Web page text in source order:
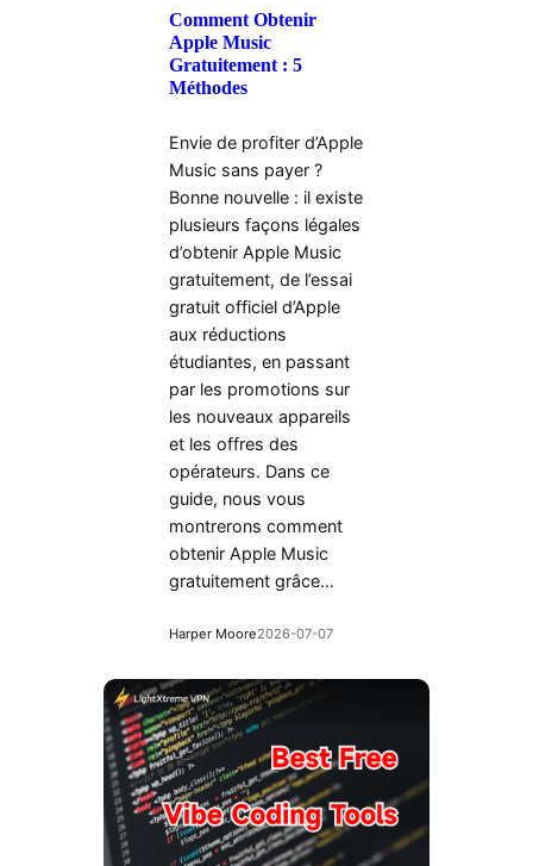
Comment Obtenir
Apple Music
Gratuitement : 5
Méthodes
Envie de profiter d’Apple
Music sans payer ?
Bonne nouvelle : il existe
plusieurs façons légales
d’obtenir Apple Music
gratuitement, de l’essai
gratuit officiel d’Apple
aux réductions
étudiantes, en passant
par les promotions sur
les nouveaux appareils
et les offres des
opérateurs. Dans ce
guide, nous vous
montrerons comment
obtenir Apple Music
gratuitement grâce…
Harper Moore2026-07-07